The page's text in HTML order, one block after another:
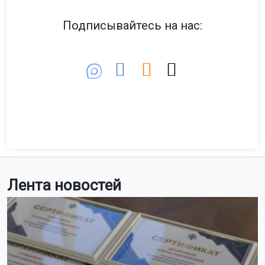
Лента новостей
Подписывайтесь на нас: